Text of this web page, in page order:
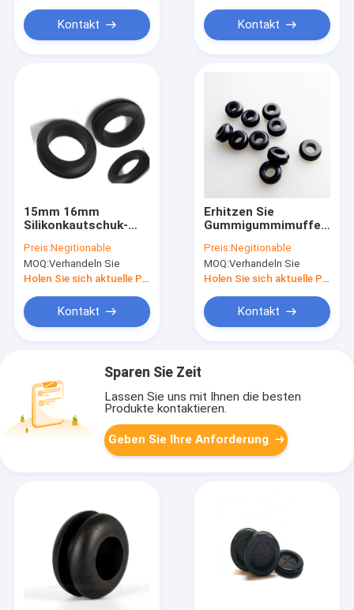
Kontakt Kontakt
15mm 16mm
Silikonkautschuk-
Antischock Eco
freundliches
wiederverwendbares
Preis:Negitionable
MOQ:Verhandeln Sie
Holen Sie sich aktuelle Preis
Kontakt
Erhitzen Sie
Gummigummimuffen
Antioxidations-
selbstbewegende
elektrische
Preis:Negitionable
MOQ:Verhandeln Sie
Holen Sie sich aktuelle Preis
Kontakt
Sparen Sie Zeit
Lassen Sie uns mit Ihnen die besten
Produkte kontaktieren.
Geben Sie Ihre Anforderung